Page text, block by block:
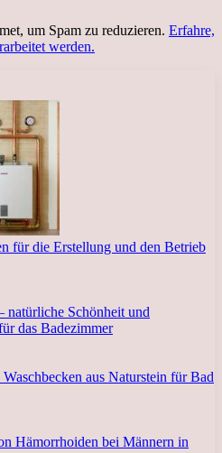
um Spam zu reduzieren. Erfahre,
werden.
für die Erstellung und den Betrieb
natürliche Schönheit und
das Badezimmer
aus Naturstein für Bad
Hämorrhoiden bei Männern in